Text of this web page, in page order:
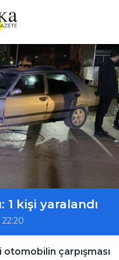
1 kişi yaralandı
22:20
çarpışması